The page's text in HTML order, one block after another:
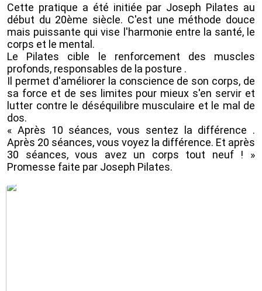
Cette pratique a été initiée par Joseph Pilates au
début du 20ème siècle. C'est une méthode douce
mais puissante qui vise l'harmonie entre la santé, le
corps et le mental.
Le Pilates cible le renforcement des muscles
profonds, responsables de la posture .
Il permet d'améliorer la conscience de son corps, de
sa force et de ses limites pour mieux s'en servir et
lutter contre le déséquilibre musculaire et le mal de
dos.
« Après 10 séances, vous sentez la différence .
Après 20 séances, vous voyez la différence. Et après
30 séances, vous avez un corps tout neuf ! »
Promesse faite par Joseph Pilates.